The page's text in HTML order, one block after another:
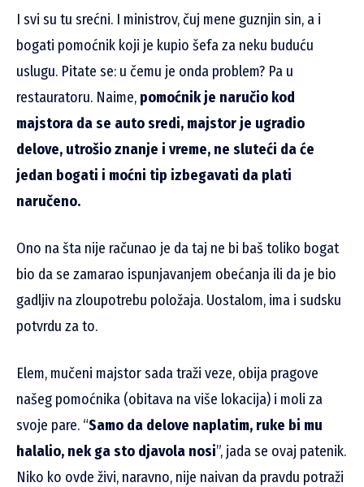
I svi su tu srećni. I ministrov, čuj mene guznjin sin, a i
bogati pomoćnik koji je kupio šefa za neku buduću
uslugu. Pitate se: u čemu je onda problem? Pa u
restauratoru. Naime, pomoćnik je naručio kod
majstora da se auto sredi, majstor je ugradio
delove, utrošio znanje i vreme, ne sluteći da će
jedan bogati i moćni tip izbegavati da plati
naručeno.
Ono na šta nije računao je da taj ne bi baš toliko bogat
bio da se zamarao ispunjavanjem obećanja ili da je bio
gadljiv na zloupotrebu položaja. Uostalom, ima i sudsku
potvrdu za to.
Elem, mučeni majstor sada traži veze, obija pragove
našeg pomoćnika (obitava na više lokacija) i moli za
svoje pare. “Samo da delove naplatim, ruke bi mu
halalio, nek ga sto djavola nosi”, jada se ovaj patenik.
Niko ko ovde živi, naravno, nije naivan da pravdu potraži